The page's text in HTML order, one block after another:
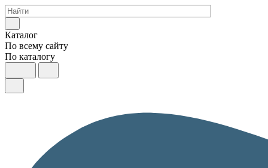
Каталог
По всему сайту
По каталогу